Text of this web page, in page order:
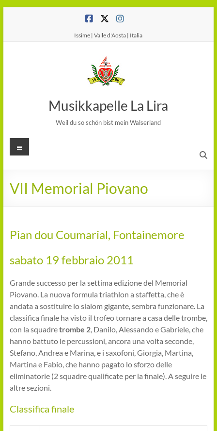
Issime | Valle d'Aosta | Italia
Musikkapelle La Lira
Weil du so schön bist mein Walserland
Menu
VII Memorial Piovano
Pian dou Coumarial, Fontainemore
sabato 19 febbraio 2011
Grande successo per la settima edizione del Memorial
Piovano. La nuova formula triathlon a staffetta, che è
andata a sostituire lo slalom gigante, sembra funzionare. La
classifica finale ha visto il trofeo tornare a casa delle trombe,
con la squadretrombe 2, Danilo, Alessando e Gabriele, che
hanno battuto le percussioni, ancora una volta seconde,
Stefano, Andrea e Marina, e i saxofoni, Giorgia, Martina,
Martina e Fabio, che hanno pagato lo sforzo delle
eliminatorie (2 squadre qualificate per la finale). A seguire le
altre sezioni.
Classifica finale